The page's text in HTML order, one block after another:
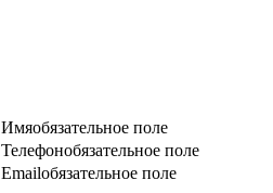
Имяобязательное поле
Телефонобязательное поле
Emailобязательное поле